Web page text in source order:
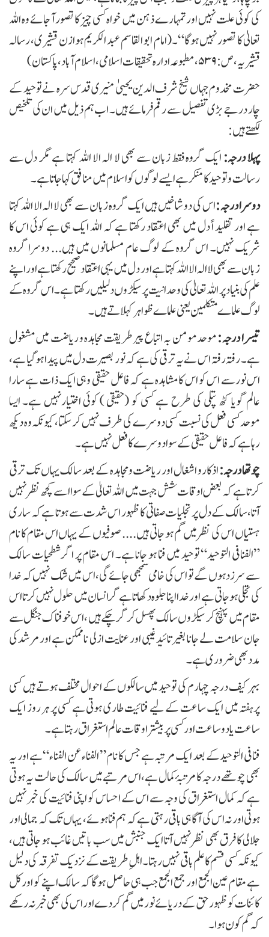
کی کوئی علت نہیں اور تمہارے ذہن میں خواہ کسی چیز کا تصورآ جائے وہ اللہ
تعالیٰ کا تصور نہیں ہوگا“۔(امام ابو القاسم عبد الکریم ہوازن قشیری، رسالہ
قشیریہ، ص:۵۳۹، مطبوعہ ادارہ تحقیقات اسلامی، اسلام آباد، پاکستان)
حضرت مخدوم جہاں شیخ شرف الدین یحییٰ منیری قدس سرہ نے توحید کے
چار درجے بڑی تفصیل سے رقم فرمائے ہیں۔ اب ہم ذیل میں ان کی تلخیص
لکھتے ہیں:
پہلا درجہ:ایک گروہ فقط زبان سے بھی لا الہ الا اللہ کہتا ہے مگر دل سے
رسالت و توحید کامنکر ہے ایسے لوگوں کو اسلام میں منافق کہا جاتا ہے۔
دوسرا درجہ :اس کی دو شاخیں ہیں ایک گروہ زبان سے بھی لا الہ الا اللہ کہتا
ہے اور تقلید اً دل میں بھی اعتقاد رکھتا ہے کہ اللہ ایک ہی ہے کوئی اس کا
شریک نہیں۔ اس گروہ کے لوگ عام مسلمانوں میں ہیں... دوسرا گروه
زبان سے بھی لا الہ الا اللہ کہتا ہے اور دل میں یہی اعتقاد صحیح رکھتا ہے اور اپنے
علم کی بنیاد پر اللہ تعالیٰ کی وحدانیت پر سیکڑوں دلیلیں رکھتا ہے۔ اس گروہ کے
لوگ علماے متکلمین یعنی علماے ظواہر کہلاتے ہیں۔
تیسرا درجہ :موحد مومن بہ اتباع پیر طریقت مجاہدہ و ریاضت میں مشغول
ہے۔ رفتہ رفتہ اس نے یہ ترقی کی ہے کہ نور بصیرت دل میں پیدا ہو گیا ہے،
اس نورسے اس کو اس کا مشاہدہ ہے کہ فاعل حقیقی وہی ایک ذات ہے سارا
عالم گویا کٹھ پتلی کی طرح ہے کسی کو (حقیقی ) کوئی اختیارنہیں ہے۔ ایسا
موحدکسی فعل کی نسبت کسی دوسرے کی طرف نہیں کرسکتا، کیونکہ وہ دیکھ
رہا ہے کہ فاعل حقیقی کے سوا دوسرے کا فعل نہیں ہے۔
چوتھا درجہ:اذکار و اشغال اور ریاضت ومجاہدہ کے بعد سالک یہاں تک ترقی
کرتا ہے کہ بعض اوقات شش جہت میں اللہ تعالیٰ کے سوا اسے کچھ نظر نہیں
آتا،سالک کے دل پر تجلیات صفاتی کا ظہور اس شدت سے ہوتا ہے کہ ساری
ہستیاں اس کی نظر میں گم ہو جاتی ہیں.... صوفیوں کے یہاں اس مقام کا نام
”الفنافی التوحید“ توحيد میں فنا ہو جانا ہے۔ اس مقام پر اگر شطحیات سالک
سے سرزد ہوں گے تو اس کی خامی سمجھی جائے گی ،اس میں شک نہیں کہ خدا
کی تجلی ہوجاتی ہے اور خدا اپنا جلوہ دکھاتا ہے گرانسان میں حلول نہیں کرتا اس
مقام میں پہنچ کر سیکڑوں سالک پھسل کر گر چکے ہیں ،اس خوفناک جنگل سے
جان سلامت لے جانا بغیر تائید غیبی اور عنایت ازلی ناممکن ہے اور مرشدکی
مددبھی ضروری ہے۔
بہر کیف درجہ چہارم کی توحید میں سالکوں کے احوال مختلف ہوتے ہیں کسی
پرہفتہ میں ایک ساعت کے لیے فنائیت طاری ہوتی ہے کسی پر ہر روز ایک
ساعت یا دو ساعت اور کسی پر بیشتر اوقات عالم استغراق رہتا ہے۔
فنافی التوحید کے بعد ایک مرتبہ ہے جس کا نام ” الفناء عن الفناء “ہے اور یہ
بھی چوتھے درجہ کا مرتبۂ کمال ہے،اس مرتبےمیں سالک کی حالت یہ ہوتی
ہے کہ کمال استغراق کی وجہ سے اس کے احساس کو اپنی فنائیت کی خبر نہیں
ہوتی اور نہ اس کی آگاہی باقی رہتی ہے کہ ہم فنا ہوئے، یہاں تک کہ جمالی اور
جلالی کا فرق بھی نظرنہیں آتا ایک جنبش میں سب باتیں غائب ہو جاتی ہیں،
کیونکہ کسی قسم کا علم باقی نہیں رہتا۔ اہلِ طریقت کے نزدیک تفرقہ کی دلیل
ہے مقام عین الجمع اور جمع الجمع جب ہی حاصل ہوگا کہ سالک اپنے کو اورکل
کائنات کو ظہورحق کے دریائے نور میں گم کردے اور اس کی بھی خبر نہ رکھے
کہ گم کون ہوا۔